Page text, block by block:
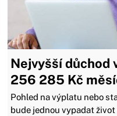
Nejvyšší důchod
256 285 Kč
Pohled na výplatu nebo
bude jednou vypadat